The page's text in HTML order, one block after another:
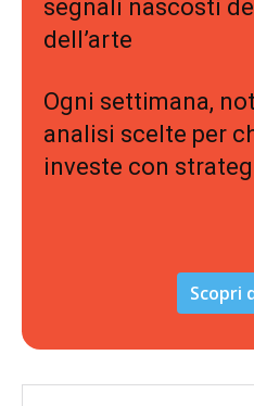
segnali nascosti
dell’arte
Ogni settimana,
analisi scelte per
investe con
Scopri